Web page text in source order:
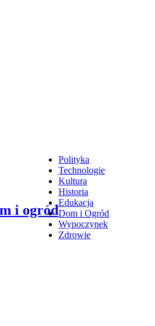
i ogród
Polityka
Technologie
Kultura
Historia
Edukacja
Dom i Ogród
Wypoczynek
Zdrowie